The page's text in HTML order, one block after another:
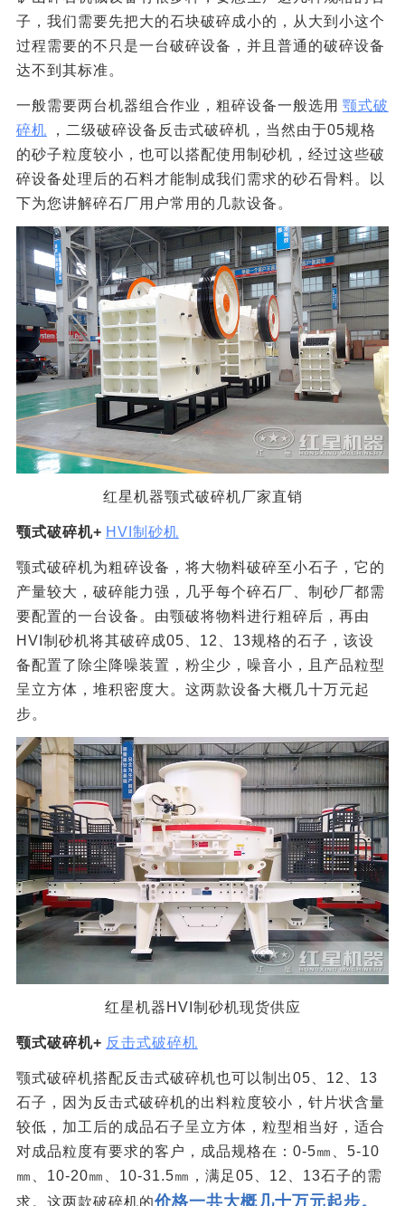
子，我们需要先把大的石块破碎成小的，从大到小这个
过程需要的不只是一台破碎设备，并且普通的破碎设备
达不到其标准。
一般需要两台机器组合作业，粗碎设备一般选用 颚式破
碎机
，二级破碎设备反击式破碎机，当然由于05规格
的砂子粒度较小，也可以搭配使用制砂机，经过这些破
碎设备处理后的石料才能制成我们需求的砂石骨料。以
下为您讲解碎石厂用户常用的几款设备。
红星机器颚式破碎机厂家直销
颚式破碎机+ HVI制砂机
颚式破碎机为粗碎设备，将大物料破碎至小石子，它的
产量较大，破碎能力强，几乎每个碎石厂、制砂厂都需
要配置的一台设备。由颚破将物料进行粗碎后，再由
HVI制砂机将其破碎成05、12、13规格的石子，该设
备配置了除尘降噪装置，粉尘少，噪音小，且产品粒型
呈立方体，堆积密度大。这两款设备大概几十万元起
步。
红星机器HVI制砂机现货供应
颚式破碎机+ 反击式破碎机
颚式破碎机搭配反击式破碎机也可以制出05、12、13
石子，因为反击式破碎机的出料粒度较小，针片状含量
较低，加工后的成品石子呈立方体，粒型相当好，适合
对成品粒度有要求的客户，成品规格在：0-5㎜、5-10
㎜、10-20㎜、10-31.5㎜，满足05、12、13石子的需
求。这两款破碎机的价格一共大概几十万元起步。